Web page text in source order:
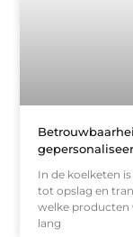
In de koelketen
tot opslag en
welke producten
lang